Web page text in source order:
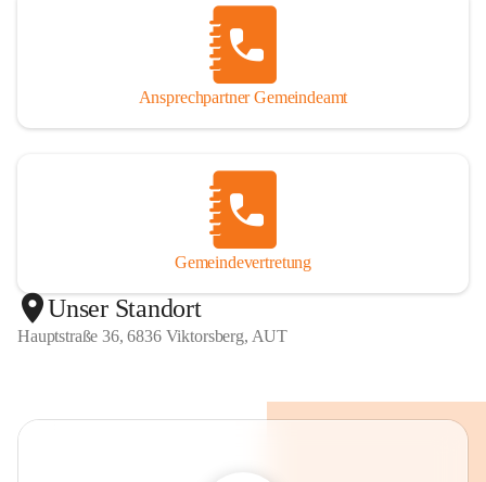
Ansprechpartner Gemeindeamt
Gemeindevertretung
Unser Standort
Hauptstraße 36, 6836 Viktorsberg, AUT